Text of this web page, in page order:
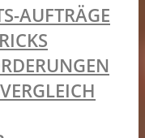
AUFTRÄGE